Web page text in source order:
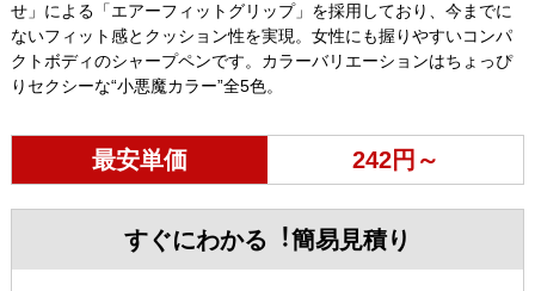
せ」による「エアーフィットグリップ」を採用しており、今までに
ないフィット感とクッション性を実現。女性にも握りやすいコンパ
クトボディのシャープペンです。カラーバリエーションはちょっぴ
りセクシーな“小悪魔カラー”全5色。
最安単価 242円～
すぐにわかる︕簡易見積り